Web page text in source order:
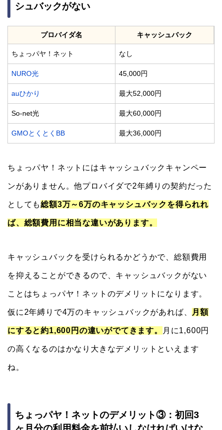
シュバックがない
プロバイダ名 キャッシュバック
ちょっパヤ！ネット なし
NURO光 45,000円
auひかり 最大52,000円
So-net光 最大60,000円
GMOとくとくBB 最大36,000円
ちょっパヤ！ネットにはキャッシュバックキャンペー
ンがありません。他プロバイダで2年縛りの契約だった
としても総額3万～6万のキャッシュバックを得られれ
ば、総額費用に相当な違いがあります。
キャッシュバックを受けられるかどうかで、総額費用
を抑えることができるので、キャッシュバックがない
ことはちょっパヤ！ネットのデメリットになります。
仮に2年縛りで4万のキャッシュバックがあれば、 月額
にすると約1,600円の違いがでてきます。 月に1,600円
の高くなるのはかなり大きなデメリットといえます
ね。
ちょっパヤ！ネットのデメリット③：初回3